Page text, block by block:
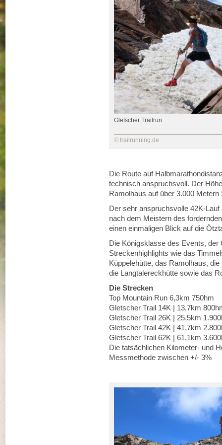
Gletscher Trailrun
© trailrunning.de
Die Route auf
technisch anspruchsvoll. Der
Ramolhaus auf über 3.000 Metern
Der sehr anspruchsvolle 42K-
nach dem Meistern des
einen einmaligen Blick auf die
Die Königsklasse des Events, der
Streckenhighlights wie das
Küppelehütte, das Ramolhaus,
die Langtalereckhütte sowie das
Die Strecken
Top Mountain Run 6,3km 750hm
Gletscher Trail 14K | 13,7km
Gletscher Trail 26K | 25,5km
Gletscher Trail 42K | 41,7km
Gletscher Trail 62K | 61,1km
Die tatsächlichen Kilometer- und
Messmethode zwischen +/- 3%